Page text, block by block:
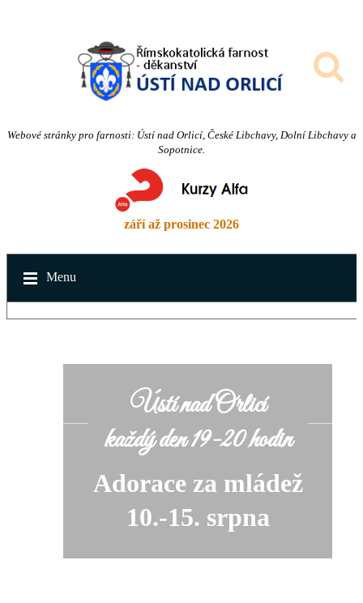
Webové stránky pro farnosti: Ústí nad Orlicí, České Libchavy, Dolní Libchavy a
Sopotnice.
září až prosinec 2026
Menu
Ústí nad Orlicí
každý den 19-20 hodin
Adorace za mládež
10.-15. srpna